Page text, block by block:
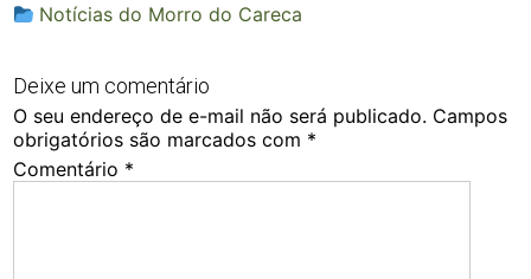
Notícias do Morro do Careca
Deixe um comentário
O seu endereço de e-mail não será publicado. Campos
obrigatórios são marcados com *
Comentário *